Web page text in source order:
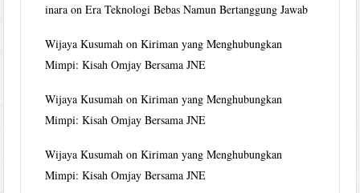
inara onEra Teknologi Bebas Namun Bertanggung Jawab
Wijaya Kusumah onKiriman yang Menghubungkan
Mimpi: Kisah Omjay Bersama JNE
Wijaya Kusumah onKiriman yang Menghubungkan
Mimpi: Kisah Omjay Bersama JNE
Wijaya Kusumah onKiriman yang Menghubungkan
Mimpi: Kisah Omjay Bersama JNE